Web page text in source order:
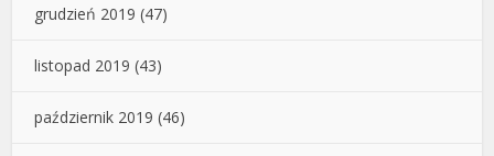
grudzień 2019 (47)
listopad 2019 (43)
październik 2019 (46)